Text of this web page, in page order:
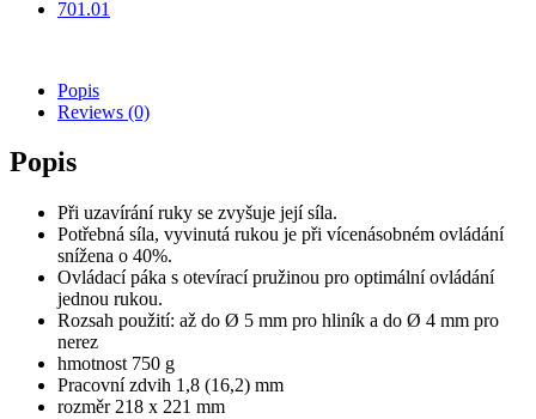
701.01
Popis
Reviews (0)
Popis
Při uzavírání ruky se zvyšuje její síla.
Potřebná síla, vyvinutá rukou je při vícenásobném ovládání
snížena o 40%.
Ovládací páka s otevírací pružinou pro optimální ovládání
jednou rukou.
Rozsah použití: až do Ø 5 mm pro hliník a do Ø 4 mm pro
nerez
hmotnost 750 g
Pracovní zdvih 1,8 (16,2) mm
rozměr 218 x 221 mm